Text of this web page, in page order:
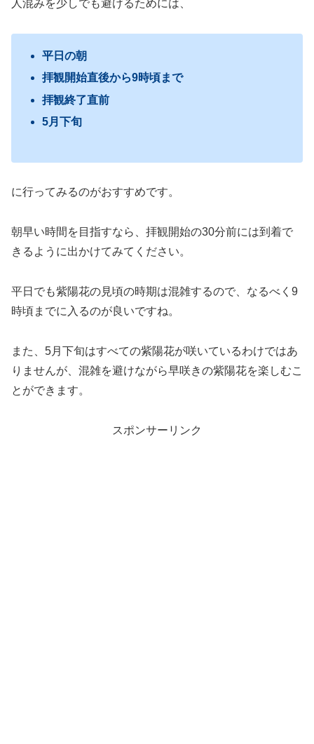
人混みを少しでも避けるためには、
平日の朝
拝観開始直後から9時頃まで
拝観終了直前
5月下旬
に行ってみるのがおすすめです。
朝早い時間を目指すなら、拝観開始の30分前には到着で
きるように出かけてみてください。
平日でも紫陽花の見頃の時期は混雑するので、なるべく9
時頃までに入るのが良いですね。
また、5月下旬はすべての紫陽花が咲いているわけではあ
りませんが、混雑を避けながら早咲きの紫陽花を楽しむこ
とができます。
スポンサーリンク